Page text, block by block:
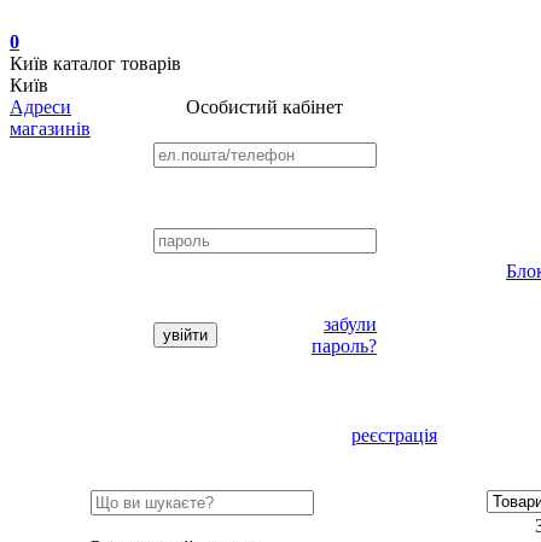
0
Київ каталог товарів
Київ
Адреси
магазинів
Особистий кабінет
забули
пароль?
реєстрація